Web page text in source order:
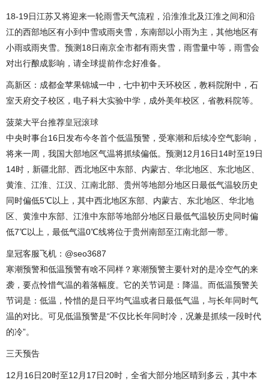
18-19日江苏又将迎来一轮雨雪天气流程，沿淮淮北及江淮之间和沿
江的西部地区有小到中雪或雨夹雪，东南部以小雨为主，其他地区有
小雨或雨夹雪。预测18日南京全市都有雨夹雪，雨雪量中等，雨雪会
对出行酿成影响，请全球提前作念好准备。
高新区：成都金苹果锦城一中，七中初中天环校区，教科院附中，石
室天府交子校区，电子科大实验中学，成外美年校区，省教科院等。
菠菜大平台推荐皇冠滚球
中央时事台16日发布今冬首个低温预警，受寒潮和后续冷空气影响，
将来一周，我国大部地区气温将抓续偏低。预测12月16日14时至19日
14时，新疆北部、西北地区中东部、内蒙古、华北地区、东北地区、
黄淮、江淮、江汉、江南北部、贵州等地部分地区日最低气温较历史
同时偏低5℃以上，其中西北地区东部、内蒙古、东北地区、华北地
区、黄淮中东部、江淮中东部等地部分地区日最低气温较历史同时偏
低7℃以上，最低气温0℃线将位于贵州南部至江南北部一带。
皇冠客服飞机：@seo3687
寒潮预警和低温预警有啥不同样？寒潮预警主要针对的是冷空气的来
袭，要点怜惜气温的着落幅度。它的关节词是：降温。而低温预警关
节词是：低温，怜惜的是日平均气温或者日最低气温，与长年同时气
温的对比。可见低温预警是“不仅比长年同时冷，况兼是抓续一段时代
的冷”。
三天预告
12月16日20时至12月17日20时，全省大部分地区晴到多云，其中本